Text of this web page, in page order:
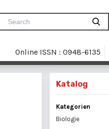
Online ISSN : 0948-6135
Katalog
Kategorien
Biologie